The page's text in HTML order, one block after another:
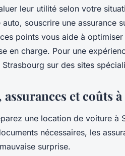
leur utilité selon votre
souscrire une assurance
points vous aide à
en charge. Pour une
sur des sites
et coûts
une location de voiture à
nécessaires, les
surprise.